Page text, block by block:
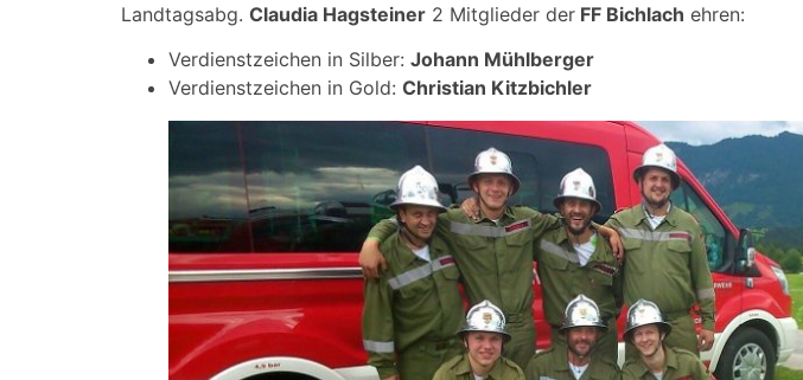
Landtagsabg. Claudia Hagsteiner 2 Mitglieder der FF Bichlach ehren:
Verdienstzeichen in Silber: Johann Mühlberger
Verdienstzeichen in Gold: Christian Kitzbichler